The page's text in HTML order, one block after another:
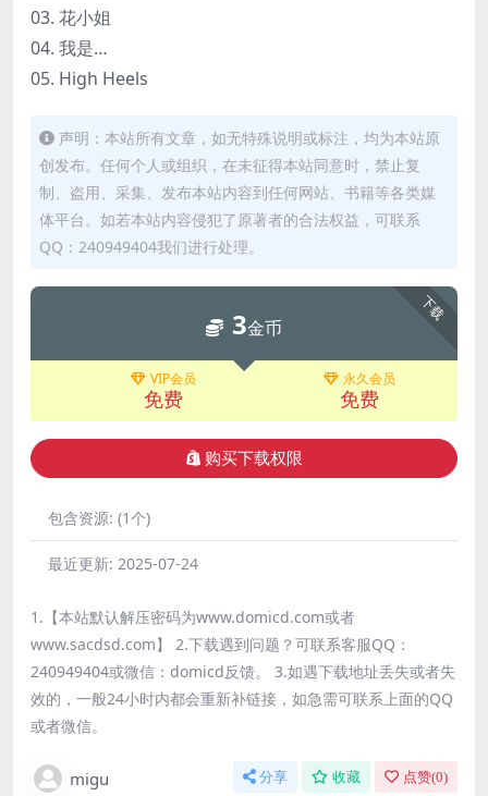
03. 花小姐
04. 我是…
05. High Heels
声明：本站所有文章，如无特殊说明或标注，均为本站原
创发布。任何个人或组织，在未征得本站同意时，禁止复
制、盗用、采集、发布本站内容到任何网站、书籍等各类媒
体平台。如若本站内容侵犯了原著者的合法权益，可联系
QQ：240949404我们进行处理。
下载
3金币
VIP会员
免费
永久会员
免费
购买下载权限
包含资源: (1个)
最近更新: 2025-07-24
1.【本站默认解压密码为www.domicd.com或者
www.sacdsd.com】 2.下载遇到问题？可联系客服QQ：
240949404或微信：domicd反馈。 3.如遇下载地址丢失或者失
效的，一般24小时内都会重新补链接，如急需可联系上面的QQ
或者微信。
migu 分享 收藏 点赞(0)